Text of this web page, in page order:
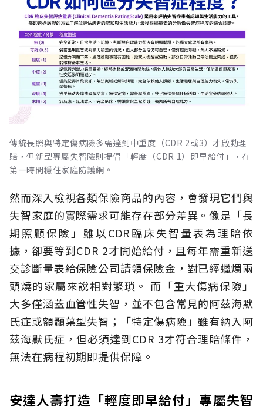
傳統長照與特定傷病險多需達到中重度（CDR 2或3）才啟動理
賠，但新型專屬失智險則提倡「輕度（CDR 1）即早給付」，在
第一時間穩住家庭防護網。
然而深入檢視各類保險商品的內容，會發現它們與
失智家庭的實際需求可能存在部分差異。像是「長
期照顧保險」雖以CDR臨床失智量表為理賠依
據，卻要等到CDR 2才開始給付，且每年需重新送
交診斷量表給保險公司請領保險金，對已經蠟燭兩
頭燒的家屬來說相對繁瑣。 而「重大傷病保險」
大多僅涵蓋血管性失智，並不包含常見的阿茲海默
氏症或額顳葉型失智；「特定傷病險」雖有納入阿
茲海默氏症，但必須達到CDR 3才符合理賠條件，
無法在病程初期即提供保障。
安達人壽打造「輕度即早給付」專屬失智